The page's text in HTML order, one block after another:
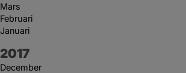
Mars
Februari
Januari
År:
2017
December